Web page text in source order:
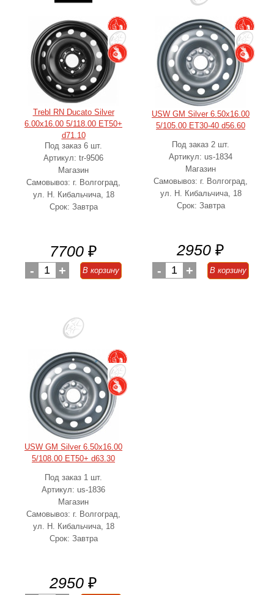
Trebl RN Ducato Silver
6.00x16.00 5/118.00 ET50+
d71.10
Под заказ 6 шт.
Артикул: tr-9506
Магазин
Самовывоз: г. Волгоград,
ул. Н. Кибальчича, 18
Срок: Завтра
7700 ₽
- 1 + В корзину
USW GM Silver 6.50x16.00
5/105.00 ET30-40 d56.60
Под заказ 2 шт.
Артикул: us-1834
Магазин
Самовывоз: г. Волгоград,
ул. Н. Кибальчича, 18
Срок: Завтра
2950 ₽
- 1 + В корзину
USW GM Silver 6.50x16.00
5/108.00 ET50+ d63.30
Под заказ 1 шт.
Артикул: us-1836
Магазин
Самовывоз: г. Волгоград,
ул. Н. Кибальчича, 18
Срок: Завтра
2950 ₽